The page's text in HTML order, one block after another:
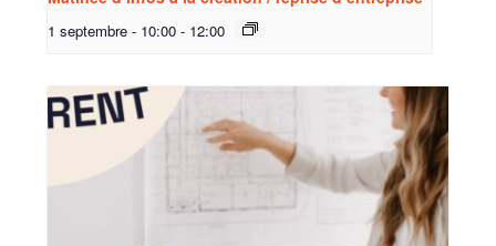
1 septembre - 10:00 - 12:00